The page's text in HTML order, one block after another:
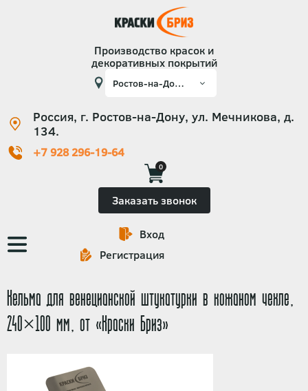
Производство красок и
декоративных покрытий
Россия, г. Ростов-на-Дону, ул. Мечникова, д.
134.
+7 928 296-19-64
0
Заказать звонок
Основная
навигация
Вход
Регистрация
Кельма для венецианской штукатурки в кожаном чехле,
240×100 мм, от «Краски Бриз»